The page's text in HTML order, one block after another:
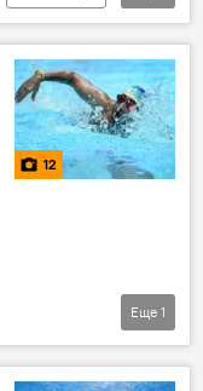
12
Еще 1